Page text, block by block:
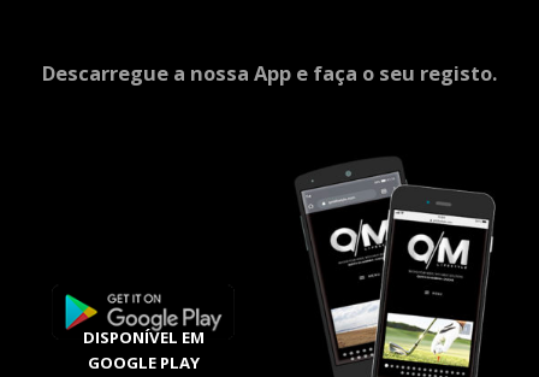
Descarregue a nossa App e faça o seu registo.
DISPONÍVEL EM
GOOGLE PLAY